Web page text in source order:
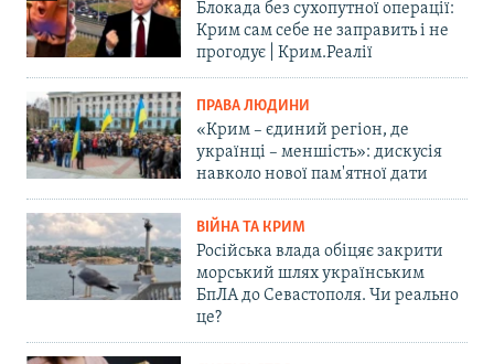
Блокада без сухопутної операції:
Крим сам себе не заправить і не
прогодує | Крим.Реалії
ПРАВА ЛЮДИНИ
«Крим – єдиний регіон, де
українці – меншість»: дискусія
навколо нової пам'ятної дати
ВІЙНА ТА КРИМ
Російська влада обіцяє закрити
морський шлях українським
БпЛА до Севастополя. Чи реально
це?